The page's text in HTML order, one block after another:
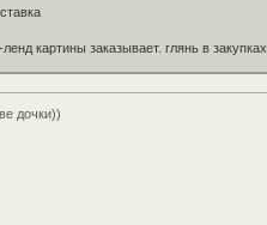
картины заказывает. глянь в закупках
дочки))